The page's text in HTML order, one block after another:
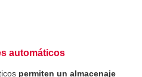
automáticos
permiten un almacenaje